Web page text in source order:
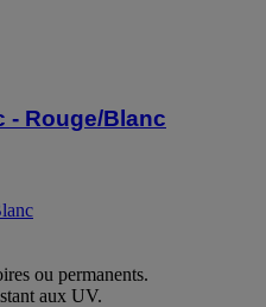
- Rouge/Blanc
ou permanents.
aux UV.